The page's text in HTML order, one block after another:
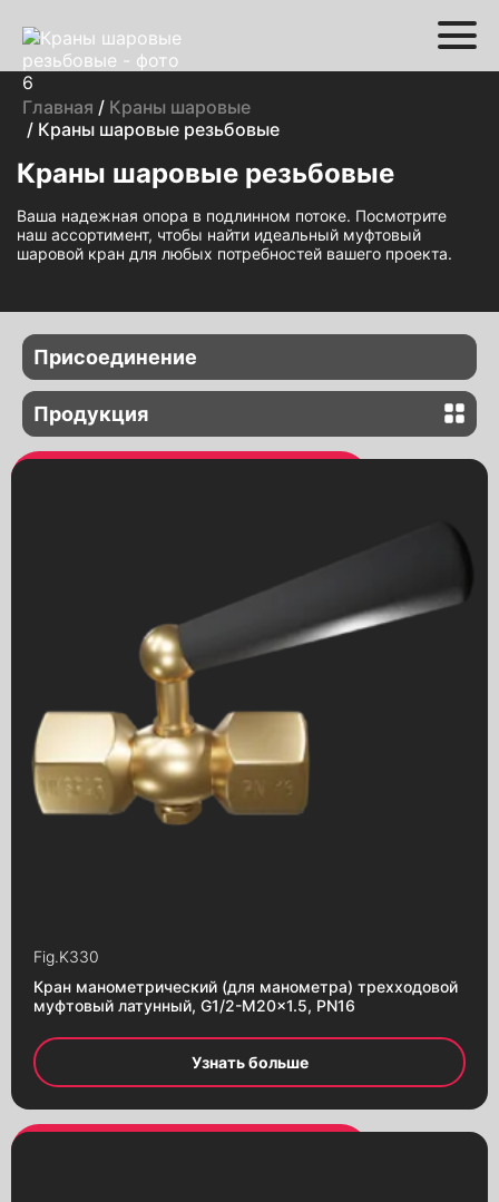
Главная / Краны шаровые
/ Краны шаровые резьбовые
Краны шаровые резьбовые
Ваша надежная опора в подлинном потоке. Посмотрите
наш ассортимент, чтобы найти идеальный муфтовый
шаровой кран для любых потребностей вашего проекта.
Продукция
Задвижки
Вантузы аэрационные
Затворы "Баттерфляй"
Затворы "Баттерфляй"
с электроприводом
Затворы "Баттерфляй"
с пневмоприводом
Затворы "Баттерфляй"
Краны шаровые латунные
Краны шаровые
с электроприводом
с пневмоприводом
Краны шаровые
Насосы
Присоединение
Краны шаровые резьбовые
Краны шаровые фланцевые
Краны шаровые приварные
Fig.K330
Кран манометрический (для манометра) трехходовой
муфтовый латунный, G1/2-M20x1.5, PN16
Узнать больше